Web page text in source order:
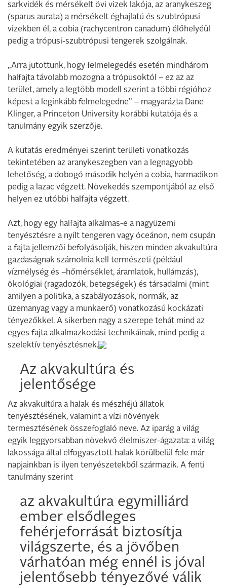
sarkvidék és mérsékelt övi vizek lakója, az aranykeszeg
(sparus aurata) a mérsékelt éghajlatú és szubtrópusi
vizekben él, a cobia (rachycentron canadum) élőhelyéül
pedig a trópusi-szubtrópusi tengerek szolgálnak.
„Arra jutottunk, hogy felmelegedés esetén mindhárom
halfajta távolabb mozogna a trópusoktól – ez az az
terület, amely a legtöbb modell szerint a többi régióhoz
képest a leginkább felmelegedne” – magyarázta Dane
Klinger, a Princeton University korábbi kutatója és a
tanulmány egyik szerzője.
A kutatás eredményei szerint területi vonatkozás
tekintetében az aranykeszegben van a legnagyobb
lehetőség, a dobogó második helyén a cobia, harmadikon
pedig a lazac végzett. Növekedés szempontjából az első
helyen ez utóbbi halfajta végzett.
Azt, hogy egy halfajta alkalmas-e a nagyüzemi
tenyésztésre a nyílt tengeren vagy óceánon, nem csupán
a fajta jellemzői befolyásolják, hiszen minden akvakultúra
gazdaságnak számolnia kell természeti (például
vízmélység és –hőmérséklet, áramlatok, hullámzás),
ökológiai (ragadozók, betegségek) és társadalmi (mint
amilyen a politika, a szabályozások, normák, az
üzemanyag vagy a munkaerő) vonatkozású kockázati
tényezőkkel. A sikerben nagy a szerepe tehát mind az
egyes fajta alkalmazkodási technikáinak, mind pedig a
szelektív tenyésztésnek.
Az akvakultúra és
jelentősége
Az akvakultúra a halak és mészhéjú állatok
tenyésztésének, valamint a vízi növények
termesztésének összefoglaló neve. Az iparág a világ
egyik leggyorsabban növekvő élelmiszer-ágazata: a világ
lakossága által elfogyasztott halak körülbelül fele már
napjainkban is ilyen tenyészetekből származik. A fenti
tanulmány szerint
az akvakultúra egymilliárd
ember elsődleges
fehérjeforrását biztosítja
világszerte, és a jövőben
várhatóan még ennél is jóval
jelentősebb tényezővé válik